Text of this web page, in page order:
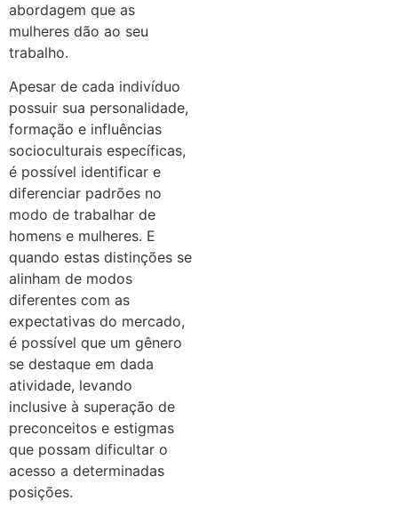
abordagem que as
mulheres dão ao seu
trabalho.
Apesar de cada indivíduo
possuir sua personalidade,
formação e influências
socioculturais específicas,
é possível identificar e
diferenciar padrões no
modo de trabalhar de
homens e mulheres. E
quando estas distinções se
alinham de modos
diferentes com as
expectativas do mercado,
é possível que um gênero
se destaque em dada
atividade, levando
inclusive à superação de
preconceitos e estigmas
que possam dificultar o
acesso a determinadas
posições.